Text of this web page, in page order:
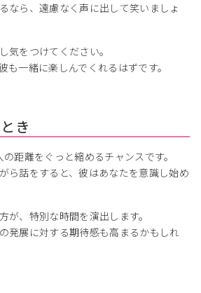
なら、遠慮なく声に出して笑いましょ
気をつけてください。
も一緒に楽しんでくれるはずです。
き
距離をぐっと縮めるチャンスです。
ら話をすると、彼はあなたを意識し始め
が、特別な時間を演出します。
発展に対する期待感も高まるかもしれ